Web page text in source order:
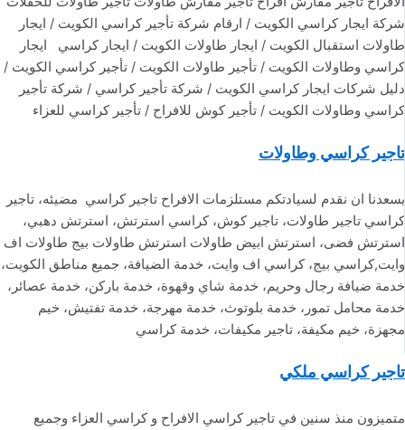
شركة ايجار كراسي الكويت / ارقام شركة تأجير كراسي الكويت / ايجار
طاولات استقبال الكويت / ايجار طاولات الكويت / ايجار كراسي ايجار
كراسي وطاولات الكويت / تأجير طاولات الكويت / تأجير كراسي الكويت /
دليل شركات ايجار كراسي الكويت / شركة تأجير كراسي / شركة تأجير
كراسي وطاولات الكويت / تأجير كوش للافراح / تأجير كراسي للعزاء
تاجير كراسي وطاولات
يسعدنا ان نقدم لسيادتكم مستلزمات الافراح تاجير كراسي مضيئه، تاجير
كراسي تاجير طاولات، تاجير كوش، كراسي استرتش، استرتش دهبي،
استرتش فضى، استرتش ابيض طاولات استرتش طاولات بيج طاولات اف
وايت,كراسي بيج، كراسي اف وايت، خدمة الضيافة، جميع مناطق الكويت،
خدمة ضيافة رجال وحريم، خدمة شاي وقهوة، خدمة باركن، خدمة عصائر،
خدمة محامل تمور، خدمة بلوتوث، خدمة مهرجة، خدمة تفتيش، خيم
مجهزة، خيم مكيفة، تاجير مكيفات، خدمة كراسي
تاجير كراسي ملكي
متميزون منذ سنين في تاجير كراسي الافراح و كراسي العزاء وجميع